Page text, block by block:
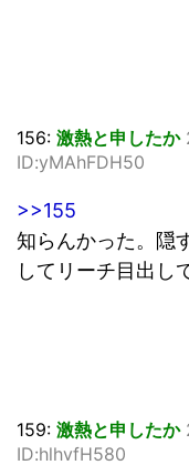
156: 激熱と申したか
ID:yMAhFDH50
>>155
知らんかった。隠
してリーチ目出し
159: 激熱と申したか
ID:hlhvfH580